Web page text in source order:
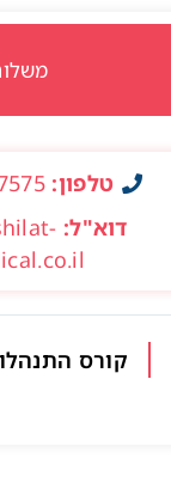
טלפון:
דוא"ל:
קורס